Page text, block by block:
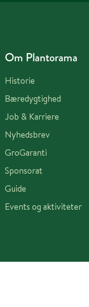
Om Plantorama
Historie
Bæredygtighed
Job & Karriere
Nyhedsbrev
GroGaranti
Sponsorat
Guide
Events og aktiviteter